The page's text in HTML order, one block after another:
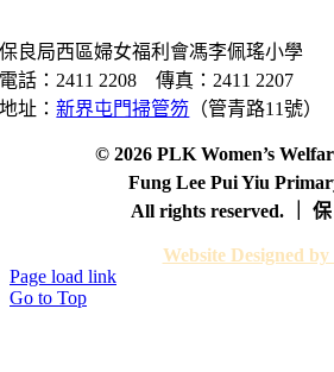
保良局西區婦女福利會馮李佩瑤小學
電話：2411 2208 傳真：2411 2207
地址：新界屯門掃管笏 （管青路11號）
© 2026 PLK Women’s
Fung Lee Pui Yiu
All rights reserved. ｜
Website Designed
Page load link
Go to Top